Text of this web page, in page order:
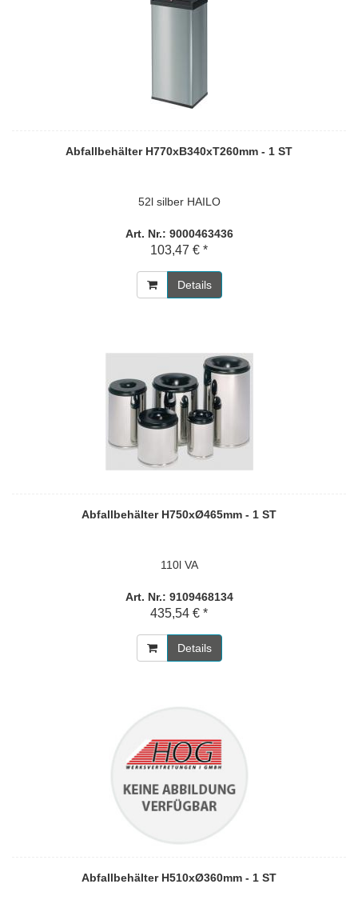
Abfallbehälter H770xB340xT260mm - 1 ST
52l silber HAILO
Art. Nr.: 9000463436
103,47 € *
Details
Abfallbehälter H750xØ465mm - 1 ST
110l VA
Art. Nr.: 9109468134
435,54 € *
Details
Abfallbehälter H510xØ360mm - 1 ST